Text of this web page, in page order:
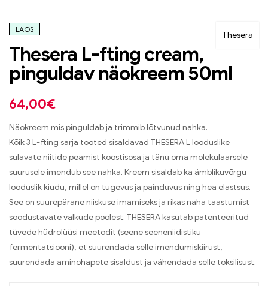
Thesera
LAOS
Thesera L-fting cream,
pinguldav näokreem 50ml
64,00€
Näokreem mis pinguldab ja trimmib lõtvunud nahka.
Kõik 3 L-fting sarja tooted sisaldavad THESERA L looduslike
sulavate niitide peamist koostisosa ja tänu oma molekulaarsele
suurusele imendub see nahka. Kreem sisaldab ka ämblikuvõrgu
looduslik kiudu, millel on tugevus ja painduvus ning hea elastsus.
See on suurepärane niiskuse imamiseks ja rikas naha taastumist
soodustavate valkude poolest. THESERA kasutab patenteeritud
tüvede hüdrolüüsi meetodit (seene seeneniidistiku
fermentatsiooni), et suurendada selle imendumiskiirust,
suurendada aminohapete sisaldust ja vähendada selle toksilisust.